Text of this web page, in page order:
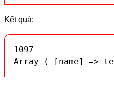
Kết quả:
1097
Array ( [name] =>